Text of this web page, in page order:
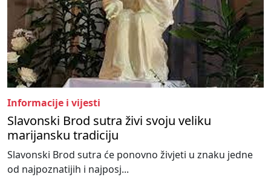
Informacije i vijesti
Slavonski Brod sutra živi svoju veliku
marijansku tradiciju
Slavonski Brod sutra će ponovno živjeti u znaku jedne
od najpoznatijih i najposj...